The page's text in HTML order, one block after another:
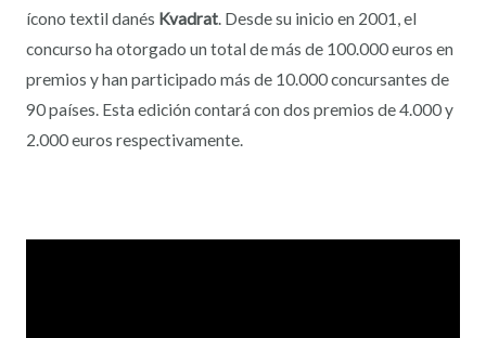
ícono textil danés Kvadrat. Desde su inicio en 2001, el
concurso ha otorgado un total de más de 100.000 euros en
premios y han participado más de 10.000 concursantes de
90 países. Esta edición contará con dos premios de 4.000 y
2.000 euros respectivamente.